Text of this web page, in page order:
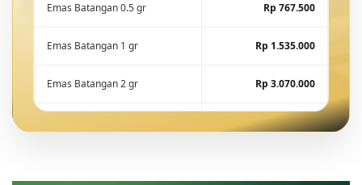
Emas Batangan 0.5 gr Rp 767.500
Emas Batangan 1 gr Rp 1.535.000
Emas Batangan 2 gr Rp 3.070.000
Rp 7.675.000